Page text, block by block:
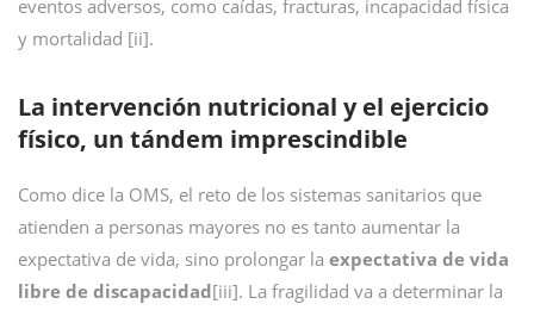
eventos adversos, como caídas, fracturas, incapacidad física
y mortalidad [ii].
La intervención nutricional y el ejercicio
físico, un tándem imprescindible
Como dice la OMS, el reto de los sistemas sanitarios que
atienden a personas mayores no es tanto aumentar la
expectativa de vida, sino prolongar la expectativa de vida
libre de discapacidad[iii]. La fragilidad va a determinar la